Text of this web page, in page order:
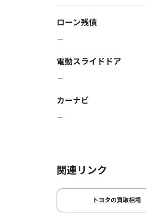
ローン残債
－
電動スライドドア
－
カーナビ
－
関連リンク
トヨタの買取相場